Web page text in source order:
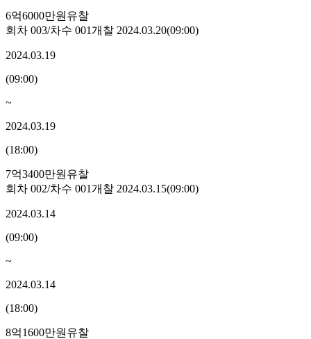
6억6000만원 유찰
회차 003/차수 001개찰 2024.03.20(09:00)
2024.03.19
(09:00)
~
2024.03.19
(18:00)
7억3400만원 유찰
회차 002/차수 001개찰 2024.03.15(09:00)
2024.03.14
(09:00)
~
2024.03.14
(18:00)
8억1600만원 유찰